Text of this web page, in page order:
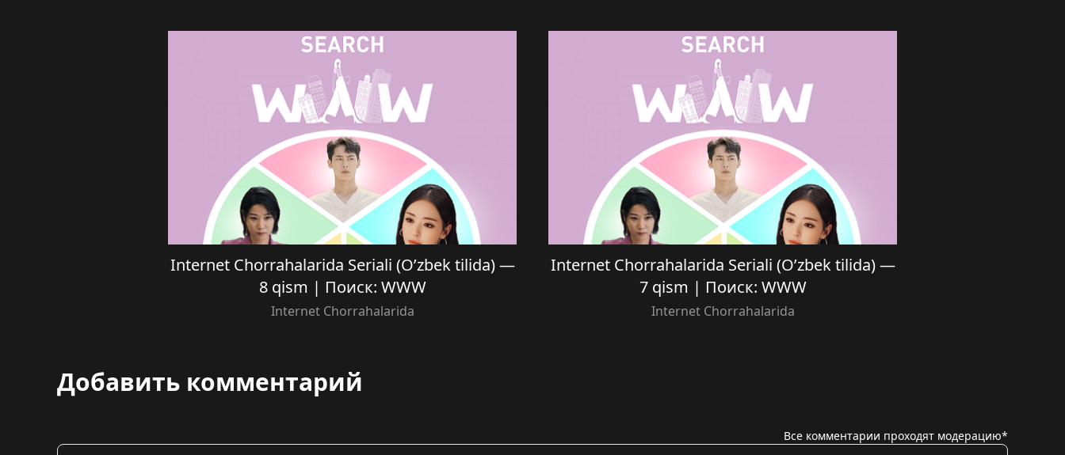
Internet Chorrahalarida Seriali (O’zbek tilida) —
8 qism | Поиск: WWW
Internet Chorrahalarida
Internet Chorrahalarida Seriali (O’zbek tilida) —
7 qism | Поиск: WWW
Internet Chorrahalarida
Добавить комментарий
Все комментарии проходят модерацию*